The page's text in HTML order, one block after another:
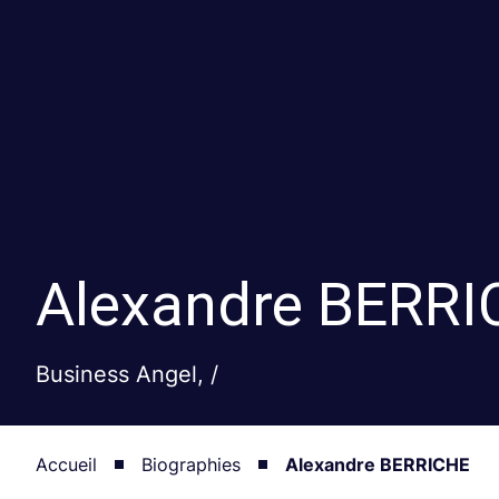
Alexandre
Business Angel, /
Accueil Biographies Alexandre BERRICHE